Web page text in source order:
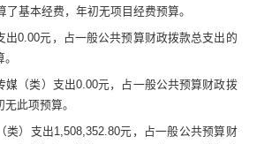
了基本经费，年初无项目经费预算。
出0.00元，占一般公共预算财政拨款总支出的
媒（类）支出0.00元，占一般公共预算财政拨
无此项预算。
类）支出1,508,352.80元，占一般公共预算财